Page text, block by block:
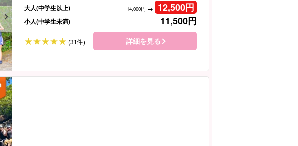
大人(中学生以上) 14,000円→ 12,500円
小人(中学生未満) 11,500円
(31件) 詳細を見る